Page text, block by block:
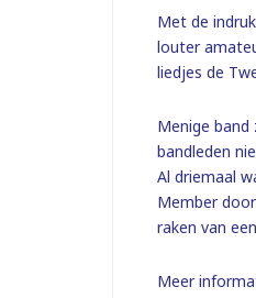
Met de
louter
liedjes de
Menige
bandleden
Al driemaal
Member
raken van
Meer